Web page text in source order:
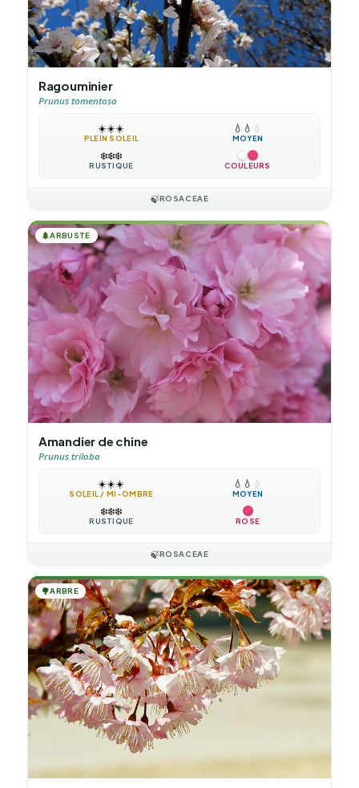
Ragouminier
Prunus tomentosa
☀️☀️☀️
PLEIN SOLEIL
💧 💧 💧
MOYEN
❄️❄️❄️
RUSTIQUE COULEURS
🍃ROSACEAE
🌲ARBUSTE
Amandier de chine
Prunus triloba
☀️☀️☀️
SOLEIL / MI-OMBRE
💧 💧 💧
MOYEN
❄️❄️❄️
RUSTIQUE ROSE
🍃ROSACEAE
🌳ARBRE